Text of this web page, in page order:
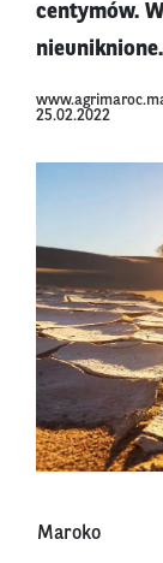
centymów.
nieuniknione.
25.02.2022
Maroko